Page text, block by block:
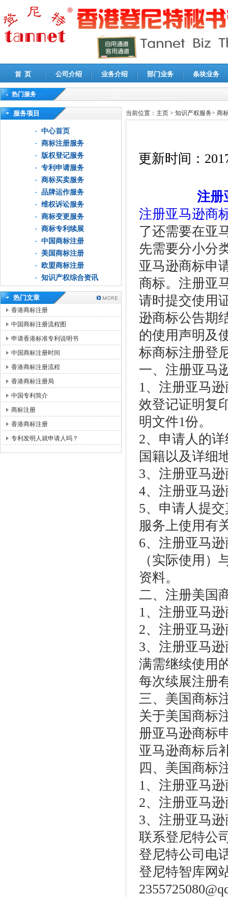
首 页 公司介绍 业务介绍 部门业务 条块业务
热门服务
高新技术企业认定审计|企业所得税汇算清缴申报鉴证
服务项目
中心首页
商标注册服务
版权登记服务
专利申请服务
商标买卖服务
品牌运作服务
维权诉讼服务
商标变更服务
商标专利续展
中国商标注册
美国商标注册
欧盟商标注册
知识产权综合资讯
热门文章
香港商标注册
中国商标注册流程图
申请香港标准专利说明书
中国商标注册时间
香港商标注册流程
香港商标注册局
中国专利简介
商标注册
香港商标注册
专利发明人就申请人吗？
当前位置： 主页 > 知识产权服务> 商
更新时间：
注册
注册亚马逊商
了还需要在亚
先需要分小分
亚马逊商标申
商标。注册亚
请时提交使用
逊商标公告期
的使用声明及
标商标注册登
一、注册亚马
1、注册亚马
效登记证明复
明文件1份。
2、申请人的
国籍以及详细
3、注册亚马
4、注册亚马
5、申请人提
服务上使用有
6、注册亚马
（实际使用
资料。
二、注册美国
1、注册亚马
2、注册亚马
3、注册亚马
满需继续使用
每次续展注册
三、美国商标
关于美国商标
册亚马逊商标
亚马逊商标后
四、美国商标
1、注册亚马
2、注册亚马
3、注册亚马
联系登尼特公
登尼特公司电
登尼特智库网